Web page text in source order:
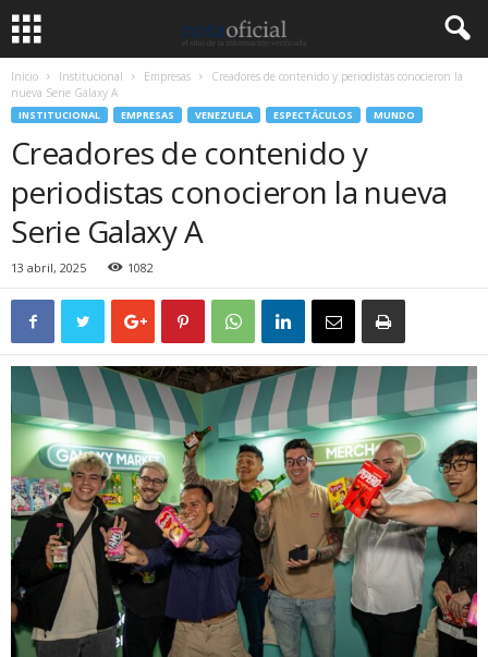
Inicio Institucional Empresas
Creadores de contenido y periodistas conocieron la
nueva Serie Galaxy A
INSTITUCIONAL EMPRESAS VENEZUELA ESPECTÁCULOS MUNDO
Creadores de contenido y
periodistas conocieron la nueva
Serie Galaxy A
13 abril, 2025 1082